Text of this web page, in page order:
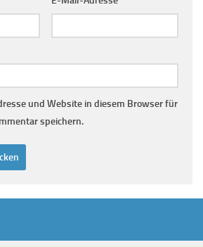
und Website in diesem Browser für
speichern.